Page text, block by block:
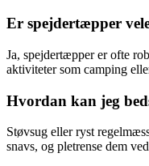
Er spejdertæpper
Ja, spejdertæpper er ofte
aktiviteter som camping
Hvordan kan jeg
Støvsug eller ryst
snavs, og pletrense dem